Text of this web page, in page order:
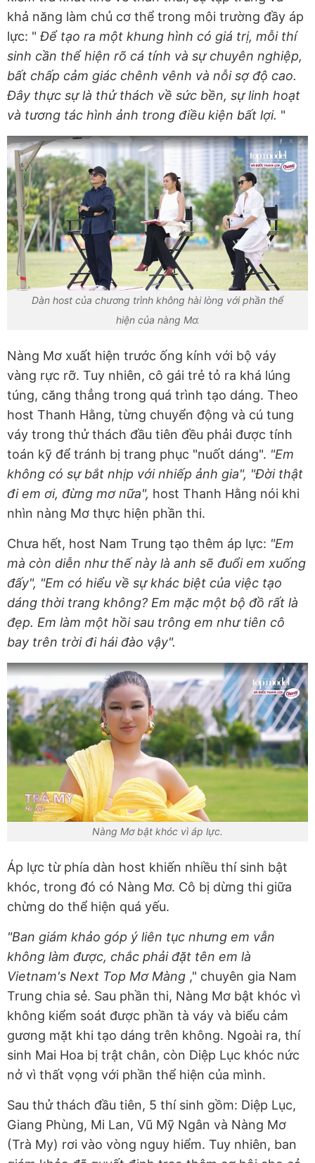
khả năng làm chủ cơ thể trong môi trường đầy áp
lực: " Để tạo ra một khung hình có giá trị, mỗi thí
sinh cần thể hiện rõ cá tính và sự chuyên nghiệp,
bất chấp cảm giác chênh vênh và nỗi sợ độ cao.
Đây thực sự là thử thách về sức bền, sự linh hoạt
và tương tác hình ảnh trong điều kiện bất lợi. "
Dàn host của chương trình không hài lòng với phần thể
hiện của nàng Mơ.
Nàng Mơ xuất hiện trước ống kính với bộ váy
vàng rực rỡ. Tuy nhiên, cô gái trẻ tỏ ra khá lúng
túng, căng thẳng trong quá trình tạo dáng. Theo
host Thanh Hằng, từng chuyển động và cú tung
váy trong thử thách đầu tiên đều phải được tính
toán kỹ để tránh bị trang phục "nuốt dáng". "Em
không có sự bắt nhịp với nhiếp ảnh gia", "Đời thật
đi em ơi, đừng mơ nữa", host Thanh Hằng nói khi
nhìn nàng Mơ thực hiện phần thi.
Chưa hết, host Nam Trung tạo thêm áp lực: "Em
mà còn diễn như thế này là anh sẽ đuổi em xuống
đấy", "Em có hiểu về sự khác biệt của việc tạo
dáng thời trang không? Em mặc một bộ đồ rất là
đẹp. Em làm một hồi sau trông em như tiên cô
bay trên trời đi hái đào vậy".
Nàng Mơ bật khóc vì áp lực.
Áp lực từ phía dàn host khiến nhiều thí sinh bật
khóc, trong đó có Nàng Mơ. Cô bị dừng thi giữa
chừng do thể hiện quá yếu.
"Ban giám khảo góp ý liên tục nhưng em vẫn
không làm được, chắc phải đặt tên em là
Vietnam's Next Top Mơ Màng ," chuyên gia Nam
Trung chia sẻ. Sau phần thi, Nàng Mơ bật khóc vì
không kiểm soát được phần tà váy và biểu cảm
gương mặt khi tạo dáng trên không. Ngoài ra, thí
sinh Mai Hoa bị trật chân, còn Diệp Lục khóc nức
nở vì thất vọng với phần thể hiện của mình.
Sau thử thách đầu tiên, 5 thí sinh gồm: Diệp Lục,
Giang Phùng, Mi Lan, Vũ Mỹ Ngân và Nàng Mơ
(Trà My) rơi vào vòng nguy hiểm. Tuy nhiên, ban